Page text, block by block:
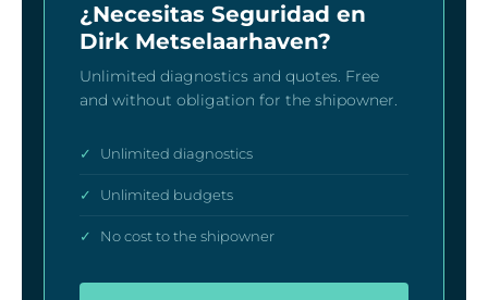
¿Necesitas Seguridad en
Dirk Metselaarhaven?
Unlimited diagnostics and quotes. Free
and without obligation for the shipowner.
✓ Unlimited diagnostics
✓ Unlimited budgets
✓ No cost to the shipowner